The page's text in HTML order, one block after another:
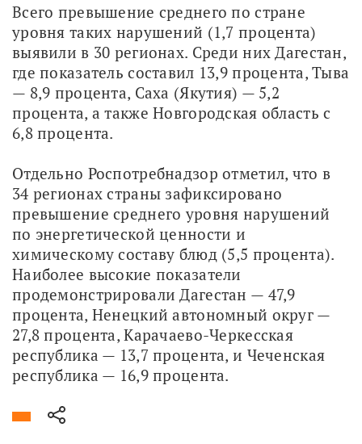
Всего превышение среднего по стране
уровня таких нарушений (1,7 процента)
выявили в 30 регионах. Среди них Дагестан,
где показатель составил 13,9 процента, Тыва
— 8,9 процента, Саха (Якутия) — 5,2
процента, а также Новгородская область с
6,8 процента.
Отдельно Роспотребнадзор отметил, что в
34 регионах страны зафиксировано
превышение среднего уровня нарушений
по энергетической ценности и
химическому составу блюд (5,5 процента).
Наиболее высокие показатели
продемонстрировали Дагестан — 47,9
процента, Ненецкий автономный округ —
27,8 процента, Карачаево-Черкесская
республика — 13,7 процента, и Чеченская
республика — 16,9 процента.